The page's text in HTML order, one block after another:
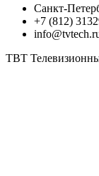
Санкт-
+7 (812)
ТВТ